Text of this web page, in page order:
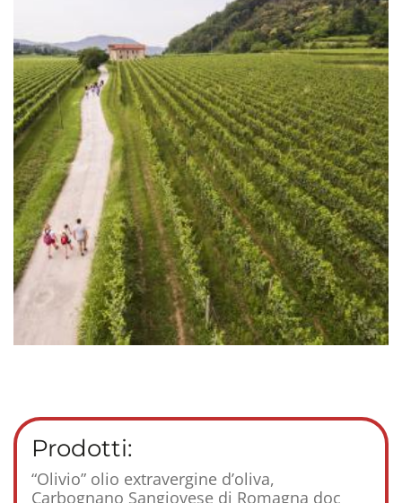
Prodotti:
“Olivio” olio extravergine d’oliva,
Carbognano Sangiovese di Romagna doc